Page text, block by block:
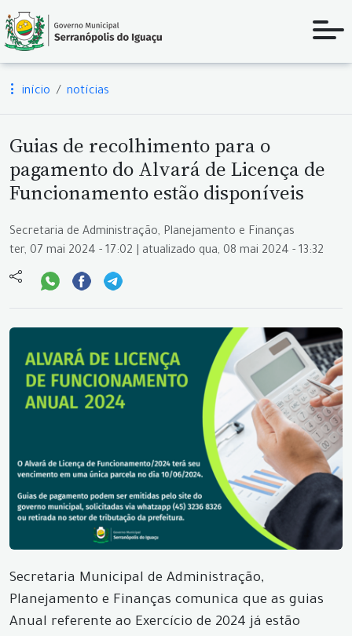
início notícias
Guias de recolhimento para o
pagamento do Alvará de Licença de
Funcionamento estão disponíveis
Secretaria de Administração, Planejamento e Finanças
ter, 07 mai 2024 - 17:02 | atualizado qua, 08 mai 2024 - 13:32
Secretaria Municipal de Administração,
Planejamento e Finanças comunica que as guias
Anual referente ao Exercício de 2024 já estão